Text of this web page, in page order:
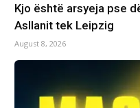
Kjo është arsyeja pse
Asllanit tek Leipzig
August 8, 2026